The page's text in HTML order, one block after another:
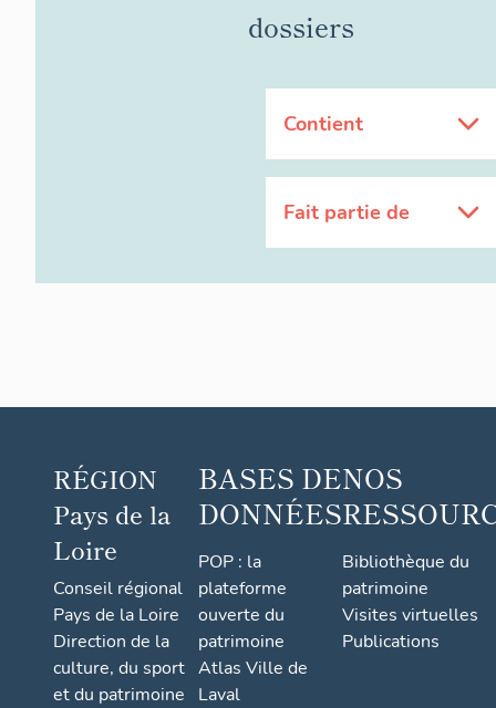
dossiers
Contient
Fait partie de
RÉGION
Pays de la
Loire
Conseil régional
Pays de la Loire
Direction de la
culture, du sport
et du patrimoine
BASES DE
DONNÉES
POP : la
plateforme
ouverte du
patrimoine
Atlas Ville de
Laval
NOS
Bibliothèque du
patrimoine
Visites virtuelles
Publications